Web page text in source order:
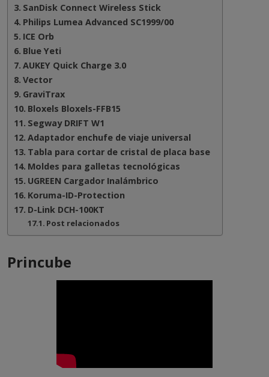
SanDisk Connect Wireless Stick
Philips Lumea Advanced SC1999/00
ICE Orb
Blue Yeti
AUKEY Quick Charge 3.0
Vector
GraviTrax
Bloxels Bloxels-FFB15
Segway DRIFT W1
Adaptador enchufe de viaje universal
Tabla para cortar de cristal de placa base
Moldes para galletas tecnológicas
UGREEN Cargador Inalámbrico
Koruma-ID-Protection
D-Link DCH-100KT
Post relacionados
Princube